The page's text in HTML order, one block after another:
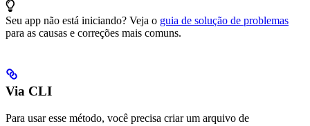
Seu app não está iniciando? Veja o guia de solução de problemas
para as causas e correções mais comuns.
Via CLI
Para usar esse método, você precisa criar um arquivo de